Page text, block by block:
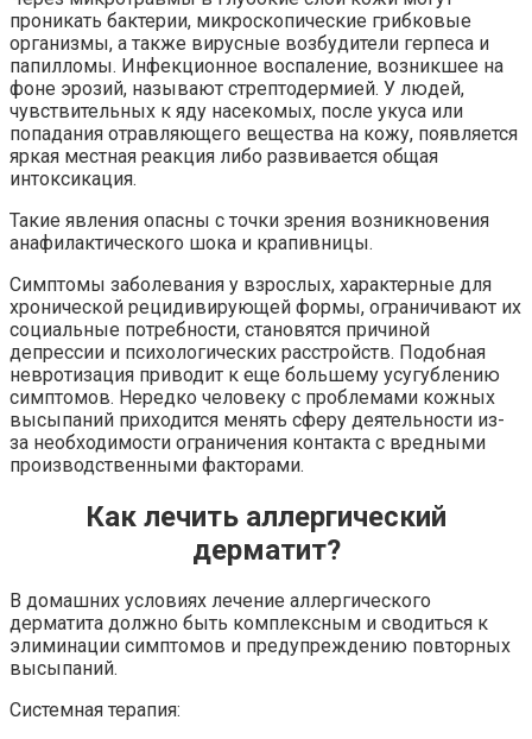
проникать бактерии, микроскопические грибковые
организмы, а также вирусные возбудители герпеса и
папилломы. Инфекционное воспаление, возникшее на
фоне эрозий, называют стрептодермией. У людей,
чувствительных к яду насекомых, после укуса или
попадания отравляющего вещества на кожу, появляется
яркая местная реакция либо развивается общая
интоксикация.
Такие явления опасны с точки зрения возникновения
анафилактического шока и крапивницы.
Симптомы заболевания у взрослых, характерные для
хронической рецидивирующей формы, ограничивают их
социальные потребности, становятся причиной
депрессии и психологических расстройств. Подобная
невротизация приводит к еще большему усугублению
симптомов. Нередко человеку с проблемами кожных
высыпаний приходится менять сферу деятельности из-
за необходимости ограничения контакта с вредными
производственными факторами.
Как лечить аллергический
дерматит?
В домашних условиях лечение аллергического
дерматита должно быть комплексным и сводиться к
элиминации симптомов и предупреждению повторных
высыпаний.
Системная терапия: